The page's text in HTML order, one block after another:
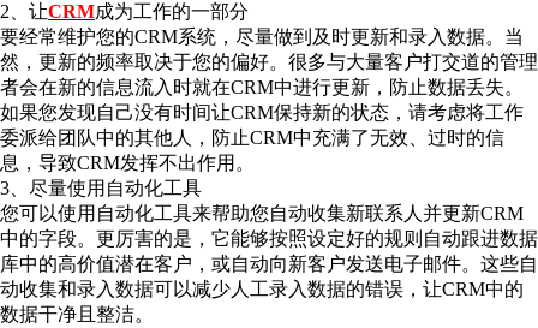
2、让CRM成为工作的一部分
要经常维护您的CRM系统，尽量做到及时更新和录入数据。当
然，更新的频率取决于您的偏好。很多与大量客户打交道的管理
者会在新的信息流入时就在CRM中进行更新，防止数据丢失。
如果您发现自己没有时间让CRM保持新的状态，请考虑将工作
委派给团队中的其他人，防止CRM中充满了无效、过时的信
息，导致CRM发挥不出作用。
3、尽量使用自动化工具
您可以使用自动化工具来帮助您自动收集新联系人并更新CRM
中的字段。更厉害的是，它能够按照设定好的规则自动跟进数据
库中的高价值潜在客户，或自动向新客户发送电子邮件。这些自
动收集和录入数据可以减少人工录入数据的错误，让CRM中的
数据干净且整洁。